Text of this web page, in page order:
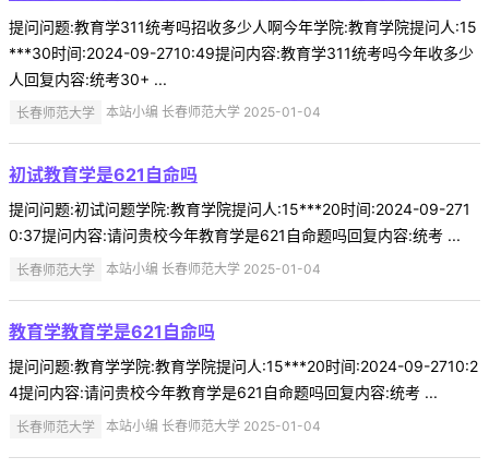
提问问题:教育学311统考吗招收多少人啊今年学院:教育学院提问人:15
***30时间:2024-09-2710:49提问内容:教育学311统考吗今年收多少
人回复内容:统考30+ ...
长春师范大学 本站小编 长春师范大学 2025-01-04
初试教育学是621自命吗
提问问题:初试问题学院:教育学院提问人:15***20时间:2024-09-271
0:37提问内容:请问贵校今年教育学是621自命题吗回复内容:统考 ...
长春师范大学 本站小编 长春师范大学 2025-01-04
教育学教育学是621自命吗
提问问题:教育学学院:教育学院提问人:15***20时间:2024-09-2710:2
4提问内容:请问贵校今年教育学是621自命题吗回复内容:统考 ...
长春师范大学 本站小编 长春师范大学 2025-01-04